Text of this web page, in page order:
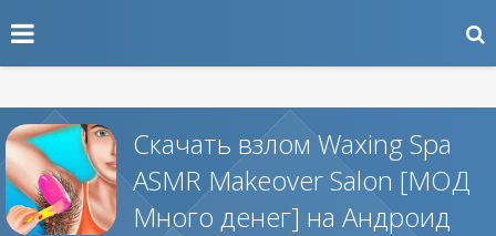
Скачать взлом Waxing Spa
ASMR Makeover Salon [МОД
Много денег] на Андроид